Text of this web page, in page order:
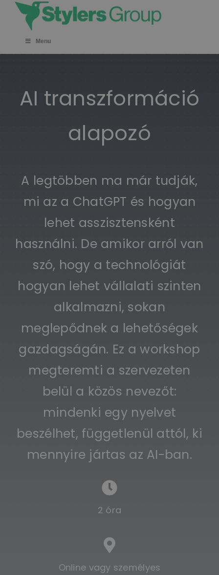
Skip
content
Menu
AI transzformáció
alapozó
A legtöbben ma már tudják,
mi az a ChatGPT és hogyan
lehet asszisztensként
használni. De amikor arról van
szó, hogy a technológiát
hogyan lehet vállalati szinten
alkalmazni, sokan
meglepődnek a lehetőségek
gazdagságán. Ez a workshop
megteremti a szervezeten
belül a közös nevezőt:
mindenki egy nyelvet
beszélhet, függetlenül attól, ki
mennyire jártas az AI-ban.
2 óra
Online vagy személyes